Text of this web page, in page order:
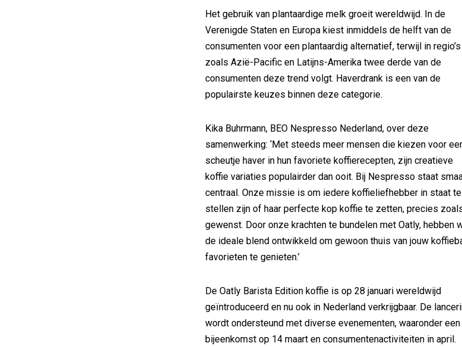
Het gebruik van plantaardige melk groeit wereldwijd. In de
Verenigde Staten en Europa kiest inmiddels de helft van de
consumenten voor een plantaardig alternatief, terwijl in regio’s
zoals Azië-Pacific en Latijns-Amerika twee derde van de
consumenten deze trend volgt. Haverdrank is een van de
populairste keuzes binnen deze categorie.
Kika Buhrmann, BEO Nespresso Nederland, over deze
samenwerking: ‘Met steeds meer mensen die kiezen voor
scheutje haver in hun favoriete koffierecepten, zijn creatieve
koffie variaties populairder dan ooit. Bij Nespresso staat
centraal. Onze missie is om iedere koffieliefhebber in staat te
stellen zijn of haar perfecte kop koffie te zetten, precies
gewenst. Door onze krachten te bundelen met Oatly, hebben
de ideale blend ontwikkeld om gewoon thuis van jouw
favorieten te genieten.’
De Oatly Barista Edition koffie is op 28 januari wereldwijd
geïntroduceerd en nu ook in Nederland verkrijgbaar. De
wordt ondersteund met diverse evenementen, waaronder een
bijeenkomst op 14 maart en consumentenactiviteiten in april.